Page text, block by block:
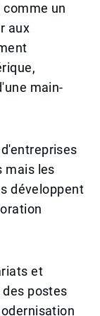
un
aux
main-
mais les
développent
et
postes